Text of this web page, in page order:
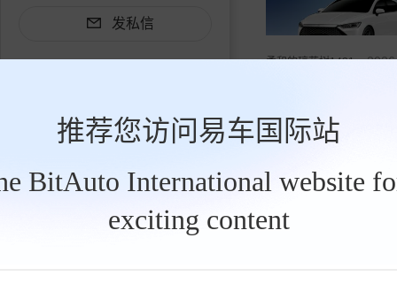
推荐您访问易车国际站
BitAuto International website
exciting content
发私信
买新车 上易车
扫码下载易车APP
柔和的琼花树1431